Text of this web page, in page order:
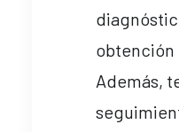
Además,